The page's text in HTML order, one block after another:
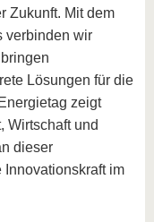
Zukunft. Mit dem
verbinden wir
Lösungen für die
zeigt
Wirtschaft und
dieser
Innovationskraft im